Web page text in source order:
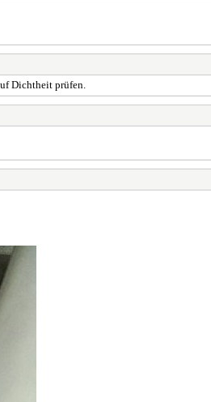
Dichtheit prüfen.